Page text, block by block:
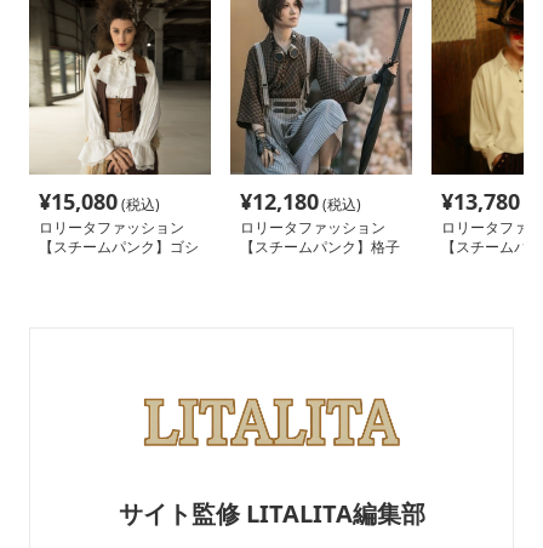
¥15,080(税込)
ロリータファッション
【スチームパンク】ゴシ
¥12,180(税込)
ロリータファッション
【スチームパンク】格子
¥13,780
ロリータファ
【スチームパ
サイト監修 LITALITA編集部